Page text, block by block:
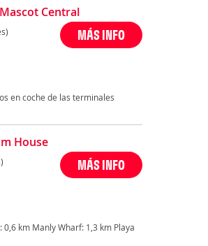
Central
MÁS INFO
en coche de las terminales
House
MÁS INFO
km Manly Wharf: 1,3 km Playa